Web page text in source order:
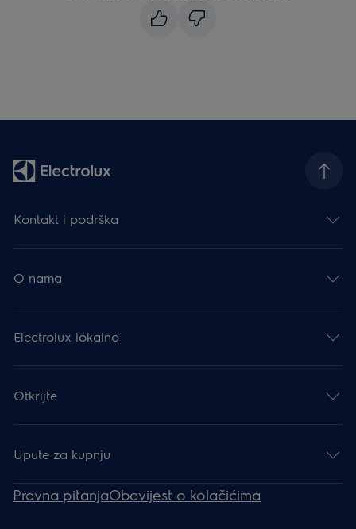
Kontakt i podrška
O nama
Electrolux lokalno
Otkrijte
Upute za kupnju
Pravna pitanjaObavijest o kolačićima